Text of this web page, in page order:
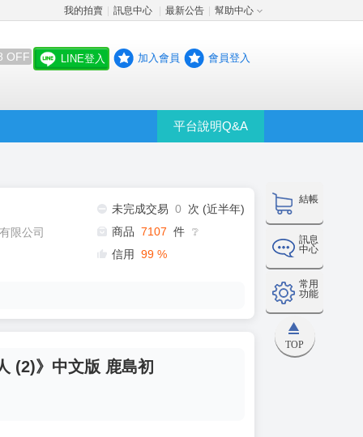
我的拍賣 訊息中心 最新公告 幫助中心
OFF LINE登入 加入會員 會員登入
平台說明Q&A
結帳
訊息
中心
常用
功能
TOP
限公司
未完成交易 0
次 (近半年)
商品 7107 件 ❔
信用 99 %
(2)》中文版 鹿島初